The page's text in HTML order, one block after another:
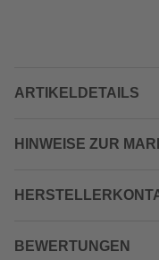
ARTIKELDETAILS
HINWEISE ZUR
BEWERTUNGEN